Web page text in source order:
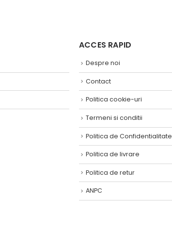
ACCES RAPID
Despre noi
Contact
Politica cookie-uri
Termeni si conditii
Politica de Confidentialitate
Politica de livrare
Politica de retur
ANPC